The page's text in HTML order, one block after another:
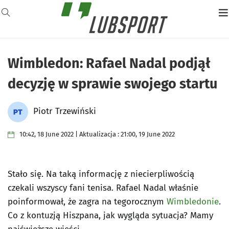
Wimbledon: Rafael Nadal podjął
decyzję w sprawie swojego startu
Piotr Trzewiński
10:42, 18 June 2022 | Aktualizacja : 21:00, 19 June 2022
Stało się. Na taką informację z niecierpliwością
czekali wszyscy fani tenisa. Rafael Nadal właśnie
poinformował, że zagra na tegorocznym Wimbledonie.
Co z kontuzją Hiszpana, jak wygląda sytuacja? Mamy